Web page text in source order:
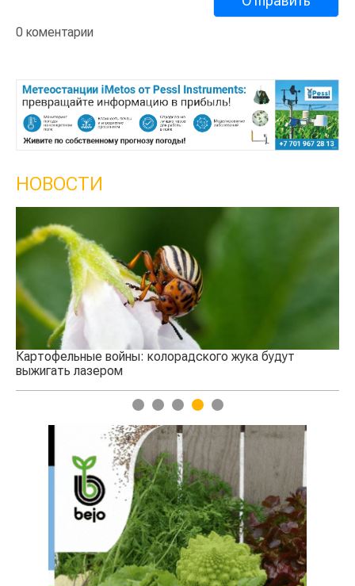
0 коментарии
НОВОСТИ
Картофельные войны: колорадского жука будут
выжигать лазером
1 2 3 4 5